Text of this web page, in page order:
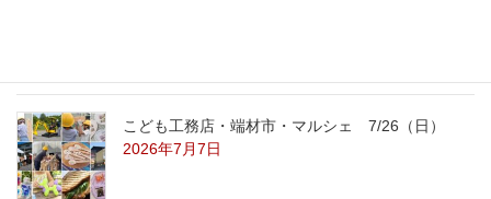
こども工務店・端材市・マルシェ 7/26（日）
2026年7月7日